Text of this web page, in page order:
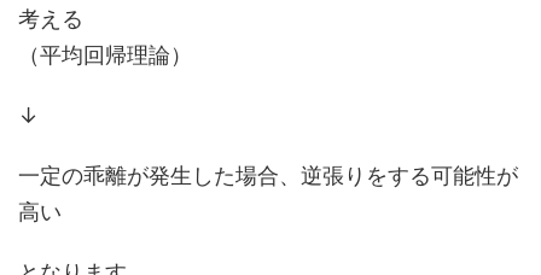
考える
（平均回帰理論）
↓
一定の乖離が発生した場合、逆張りをする可能性が
高い